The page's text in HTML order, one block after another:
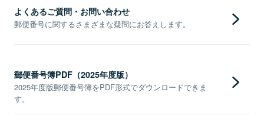
よくあるご質問・お問い合わせ
郵便番号に関するさまざまな疑問にお答えします。
郵便番号簿PDF（2025年度版）
2025年度版郵便番号簿をPDF形式でダウンロードできま
す。